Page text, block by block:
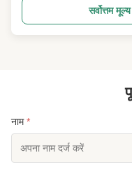
औद्योगिक अनुप्रयोगों के लिए
मिश्रण, ऊर्जा बचत और
है।
सर्वोत्तम
नाम*